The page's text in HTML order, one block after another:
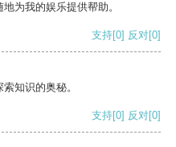
为我的娱乐提供帮助。
支持[0] 反对[0]
知识的奥秘。
支持[0] 反对[0]